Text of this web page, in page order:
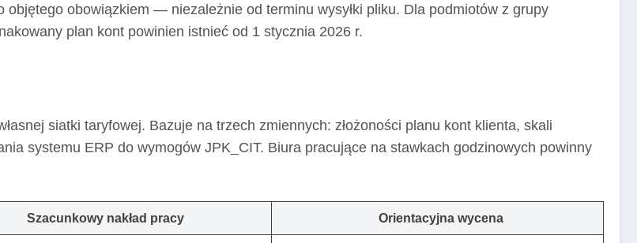
obowiązkiem — niezależnie od terminu wysyłki pliku. Dla podmiotów z grupy
plan kont powinien istnieć od 1 stycznia 2026 r.
siatki taryfowej. Bazuje na trzech zmiennych: złożoności planu kont klienta, skali
systemu ERP do wymogów JPK_CIT. Biura pracujące na stawkach godzinowych powinny
Szacunkowy nakład pracy Orientacyjna wycena